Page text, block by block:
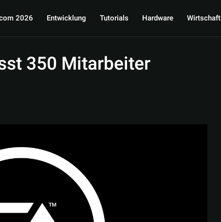
2026 Entwicklung Tutorials Hardware Wirtschaft
350 Mitarbeiter